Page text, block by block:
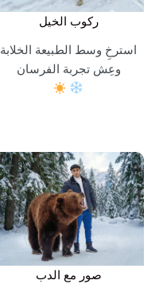
ركوب الخيل
استرخِ وسط الطبيعة الخلابة
وعِش تجربة الفرسان
صور مع الدب